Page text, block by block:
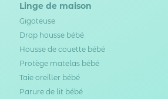
Linge de maison
Gigoteuse
Drap housse bébé
Housse de couette bébé
Protège matelas bébé
Taie oreiller bébé
Parure de lit bébé